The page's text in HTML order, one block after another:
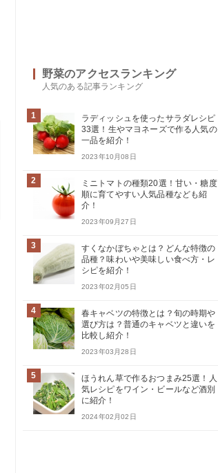
野菜のアクセスランキング
人気のある記事ランキング
1
ラディッシュを使ったサラダレシピ
33選！生やマヨネーズで作る人気の
一品を紹介！
2023年10月08日
2
ミニトマトの種類20選！甘い・糖度
順に育てやすい人気品種なども紹
介！
2023年09月27日
3
すくなかぼちゃとは？どんな特徴の
品種？味わいや美味しい食べ方・レ
シピを紹介！
2023年02月05日
4
春キャベツの特徴とは？旬の時期や
選び方は？普通のキャベツと違いを
比較し紹介！
2023年03月28日
5
ほうれん草で作るおつまみ25選！人
気レシピをワイン・ビールなど酒別
に紹介！
2024年02月02日